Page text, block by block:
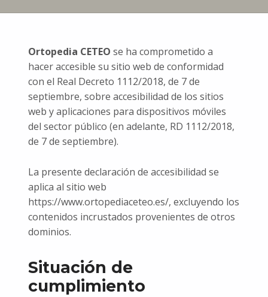
Ortopedia CETEO se ha comprometido a
hacer accesible su sitio web de conformidad
con el Real Decreto 1112/2018, de 7 de
septiembre, sobre accesibilidad de los sitios
web y aplicaciones para dispositivos móviles
del sector público (en adelante, RD 1112/2018,
de 7 de septiembre).
La presente declaración de accesibilidad se
aplica al sitio web
https://www.ortopediaceteo.es/, excluyendo los
contenidos incrustados provenientes de otros
dominios.
Situación de
cumplimiento